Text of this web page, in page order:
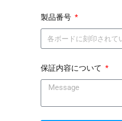
製品番号
保証内容について